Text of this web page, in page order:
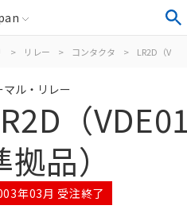
> リレー > コンタクタ > LR2D（
マル・リレー
（
拠品）
年03月 受注終了